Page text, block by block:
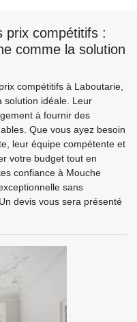
prix compétitifs :
comme la solution
compétitifs à Laboutarie,
solution idéale. Leur
à fournir des
Que vous ayez besoin
leur équipe compétente et
votre budget tout en
confiance à Mouche
sans
devis vous sera présenté